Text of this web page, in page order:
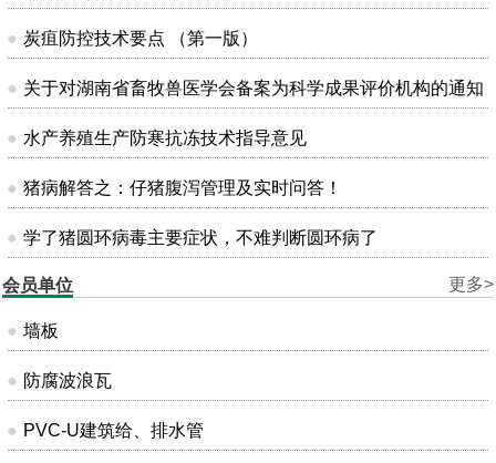
炭疽防控技术要点 （第一版）
关于对湖南省畜牧兽医学会备案为科学成果评价机构的通知
水产养殖生产防寒抗冻技术指导意见
猪病解答之：仔猪腹泻管理及实时问答！
学了猪圆环病毒主要症状，不难判断圆环病了
更多>
会员单位
墙板
防腐波浪瓦
PVC-U建筑给、排水管